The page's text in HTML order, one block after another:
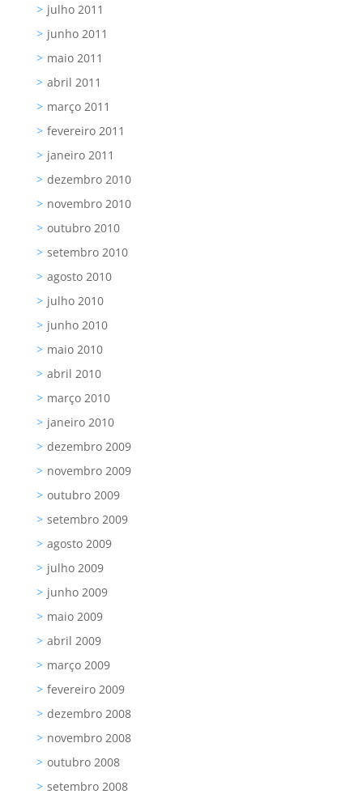
julho 2011
junho 2011
maio 2011
abril 2011
março 2011
fevereiro 2011
janeiro 2011
dezembro 2010
novembro 2010
outubro 2010
setembro 2010
agosto 2010
julho 2010
junho 2010
maio 2010
abril 2010
março 2010
janeiro 2010
dezembro 2009
novembro 2009
outubro 2009
setembro 2009
agosto 2009
julho 2009
junho 2009
maio 2009
abril 2009
março 2009
fevereiro 2009
dezembro 2008
novembro 2008
outubro 2008
setembro 2008